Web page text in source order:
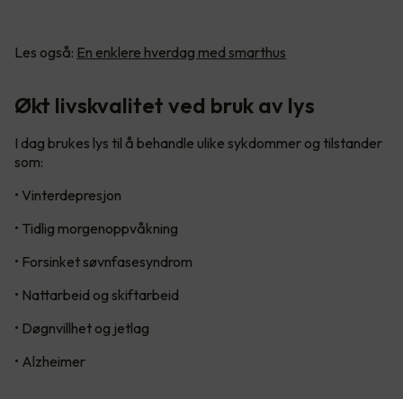
Les også: En enklere hverdag med smarthus
Økt livskvalitet ved bruk av lys
I dag brukes lys til å behandle ulike sykdommer og tilstander
som:
• Vinterdepresjon
• Tidlig morgenoppvåkning
• Forsinket søvnfasesyndrom
• Nattarbeid og skiftarbeid
• Døgnvillhet og jetlag
• Alzheimer